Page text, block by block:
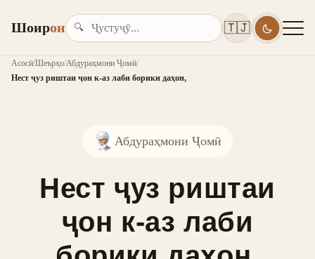
Шоирон 🔍 🇹🇯
Асосӣ/Шеърҳо/Абдураҳмони Ҷомӣ/
Нест ҷуз риштаи ҷон к-аз лаби борики даҳон,
Абдураҳмони Ҷомӣ
Нест ҷуз риштаи
ҷон к-аз лаби